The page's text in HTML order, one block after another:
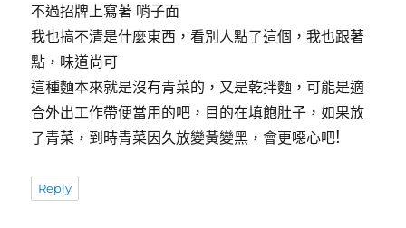
不過招牌上寫著 哨子面
我也搞不清是什麼東西，看別人點了這個，我也跟著
點，味道尚可
這種麵本來就是沒有青菜的，又是乾拌麵，可能是適
合外出工作帶便當用的吧，目的在填飽肚子，如果放
了青菜，到時青菜因久放變黃變黑，會更噁心吧!
Reply